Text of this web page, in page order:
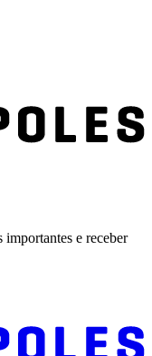
e receber